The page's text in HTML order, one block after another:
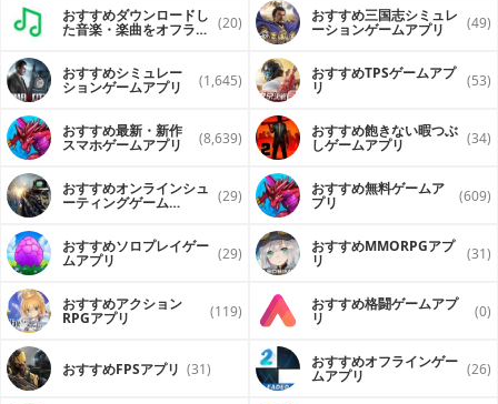
おすすめダウンロードし
た音楽・楽曲をオフライ (20) おすすめ三国志シミュレ
ーションゲームアプリ (49)
おすすめシミュレー
ションゲームアプリ (1,645) おすすめTPSゲームアプ
リ (53)
おすすめ最新・新作
スマホゲームアプリ (8,639) おすすめ飽きない暇つぶ
しゲームアプリ (34)
おすすめオンラインシュ
ーティングゲーム (29) おすすめ無料ゲームア
プリ (609)
おすすめソロプレイゲー
ムアプリ (29) おすすめ MMORPGアプ
リ (31)
おすすめアクション
RPGアプリ (119) おすすめ格闘ゲームアプ
リ (0)
おすすめFPSアプリ (31) おすすめオフラインゲー
ムアプリ (26)